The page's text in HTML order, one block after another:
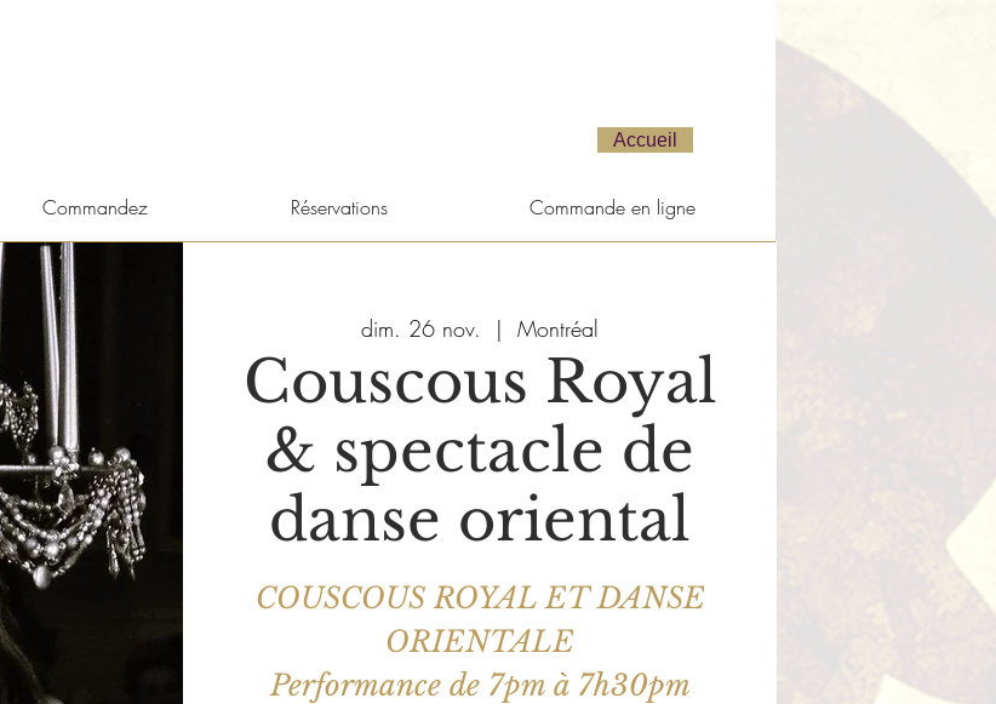
Accueil
Commandez Réservations Commande en ligne
dim. 26 nov.
  |
Montréal
Couscous Royal
& spectacle de
danse oriental
COUSCOUS ROYAL ET DANSE
ORIENTALE
Performance de 7pm à 7h30pm